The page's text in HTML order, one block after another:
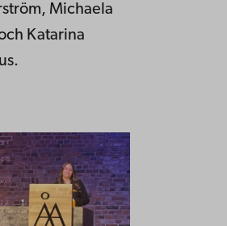
Michaela
Katarina